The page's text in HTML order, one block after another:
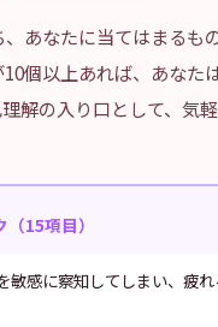
あなたに当てはまるも
個以上あれば、あなた
解の入り口として、気
15項目）
敏感に察知してしまい、疲